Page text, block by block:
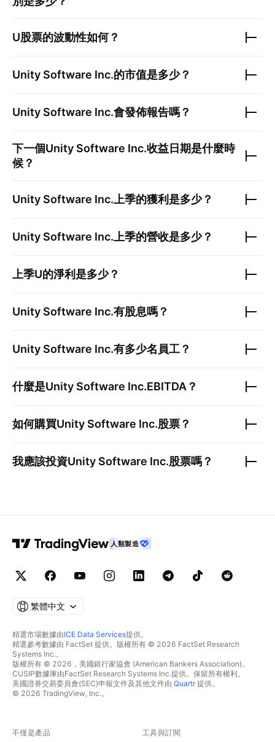
U股票的波動性如何？
Unity Software Inc.的市值是多少？
Unity Software Inc.會發佈報告嗎？
下一個Unity Software Inc.收益日期是什麼時
候？
Unity Software Inc. 上季的獲利是多少？
Unity Software Inc. 上季的營收是多少？
上季U的淨利是多少？
Unity Software Inc.有股息嗎？
Unity Software Inc.有多少名員工？
什麼是Unity Software Inc.EBITDA？
如何購買Unity Software Inc.股票？
我應該投資Unity Software Inc.股票嗎？
人類製造
繁體中文
精選市場數據由ICE Data Services提供。
精選參考數據由 FactSet 提供。版權所有 © 2026 FactSet Research
Systems Inc.。
版權所有 © 2026，美國銀行家協會 (American Bankers Association)。
CUSIP數據庫由FactSet Research Systems Inc.提供。保留所有權利。
美國證券交易委員會(SEC)申報文件及其他文件由 Quartr提供。
© 2026 TradingView, Inc.。
不僅是產品 工具與訂閱